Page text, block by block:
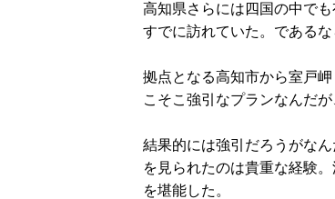
高知県さらには四国の中で
すでに訪れていた。である
拠点となる高知市から室戸
こそこ強引なプランなんだ
結果的には強引だろうがな
を見られたのは貴重な経験
を堪能した。